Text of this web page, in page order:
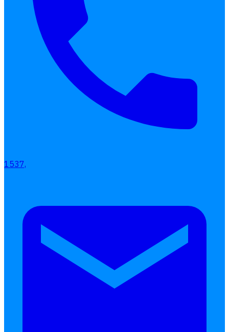
เลือกหัวข้อที่คุณสนใจ
แบบฟอร์มประเมินพนักงาน
บริการรับทำเงินเดือน
HumanSoft
1537,